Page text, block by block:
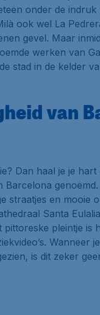
onder de indruk
ook wel La
gevel. Maar
werken van
stad in de kelder
van
Dan haal je je
Barcelona
straatjes en mooie
Santa Eulalia
pittoreske pleintje is
Wanneer
is dit zeker